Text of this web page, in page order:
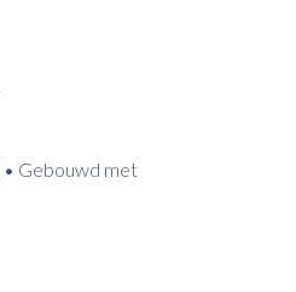
• Gebouwd met